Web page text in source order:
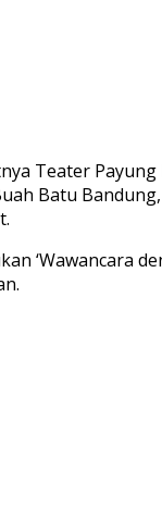
Teater
Batu
‘Wawancara